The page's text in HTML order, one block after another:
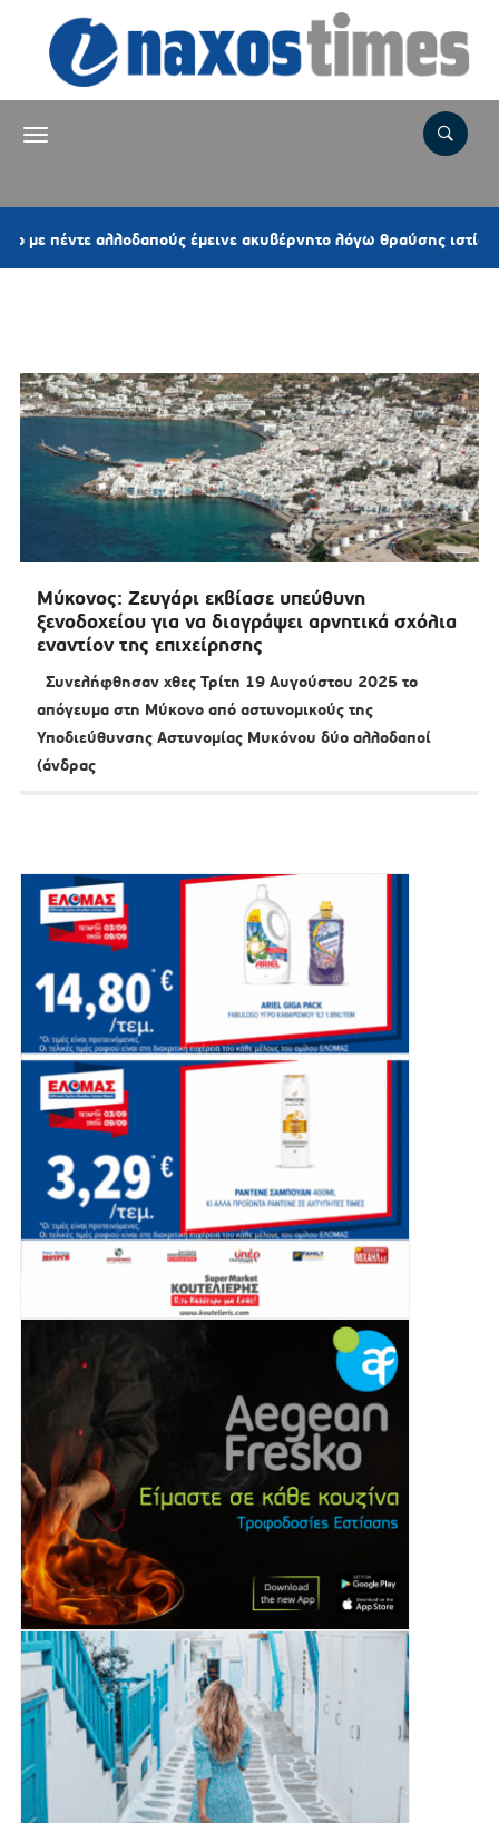
αλλοδαπούς έμεινε ακυβέρνητο λόγω θραύσης ιστίου
Μύκονος: Ζευγάρι εκβίασε υπεύθυνη
ξενοδοχείου για να διαγράψει αρνητικά σχόλια
εναντίον της επιχείρησης
Συνελήφθησαν χθες Τρίτη 19 Αυγούστου 2025 το
απόγευμα στη Μύκονο από αστυνομικούς της
Υποδιεύθυνσης Αστυνομίας Μυκόνου δύο αλλοδαποί
(άνδρας